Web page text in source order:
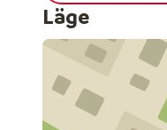
Läge